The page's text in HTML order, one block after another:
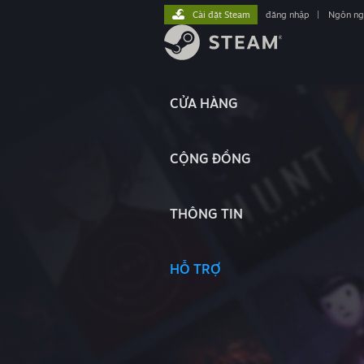
CỬA HÀNG
CỘNG ĐỒNG
THÔNG TIN
HỖ TRỢ
Cài đặt Steam đăng nhập Ngôn